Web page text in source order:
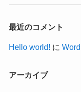
最近のコメント
Hello world! に
アーカイブ